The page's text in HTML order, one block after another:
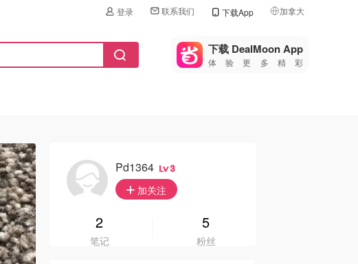
登录 联系我们 下载App 加拿大
🇺🇸
美国
🇨🇳中国
🇮🇹
🇦🇺
下载 DealMoon App
体验更多精彩
Pd1364 3
加关注
2
笔记
5
粉丝